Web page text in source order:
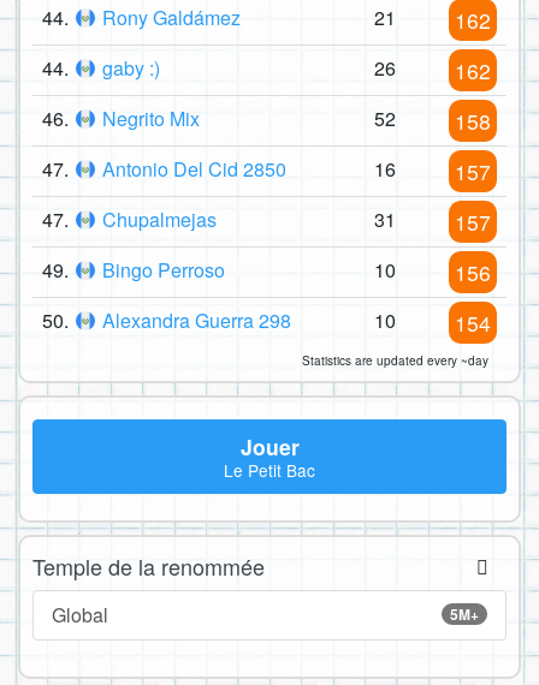
44. Rony Galdámez 21 162
44. gaby :) 26 162
46. Negrito Mix 52 158
47. Antonio Del Cid 2850 16 157
47. Chupalmejas 31 157
49. Bingo Perroso 10 156
50. Alexandra Guerra 298 10 154
Statistics are updated every ~day
Jouer
Le Petit Bac
Temple de la renommée
5M+
Global